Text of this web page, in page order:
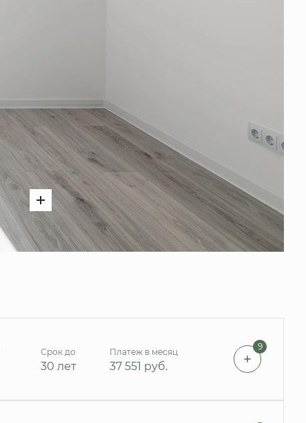
Срок до
30 лет
Платеж в месяц
37 551 руб.
9